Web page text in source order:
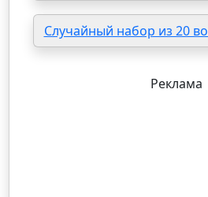
Случайный набор из 20
Реклама